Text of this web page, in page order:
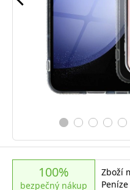
100%
bezpečný nákup
Zboží